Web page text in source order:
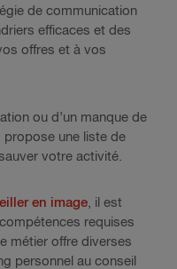
de communication
efficaces et des
offres et à vos
ou d’un manque de
une liste de
votre activité.
en image , il est
requises
métier offre diverses
personnel au conseil